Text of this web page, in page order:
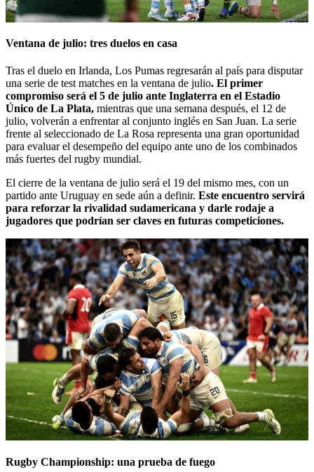
Ventana de julio: tres duelos en casa
Tras el duelo en Irlanda, Los Pumas regresarán al país para disputar
una serie de test matches en la ventana de julio. El primer
compromiso será el 5 de julio ante Inglaterra en el Estadio
Único de La Plata, mientras que una semana después, el 12 de
julio, volverán a enfrentar al conjunto inglés en San Juan. La serie
frente al seleccionado de La Rosa representa una gran oportunidad
para evaluar el desempeño del equipo ante uno de los combinados
más fuertes del rugby mundial.
El cierre de la ventana de julio será el 19 del mismo mes, con un
partido ante Uruguay en sede aún a definir. Este encuentro servirá
para reforzar la rivalidad sudamericana y darle rodaje a
jugadores que podrían ser claves en futuras competiciones.
Rugby Championship: una prueba de fuego